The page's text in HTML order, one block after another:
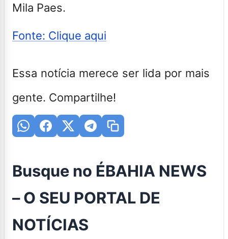
Mila Paes.
Fonte: Clique aqui
Essa notícia merece ser lida por mais
gente. Compartilhe!
Busque no ÉBAHIA NEWS
– O SEU PORTAL DE
NOTÍCIAS